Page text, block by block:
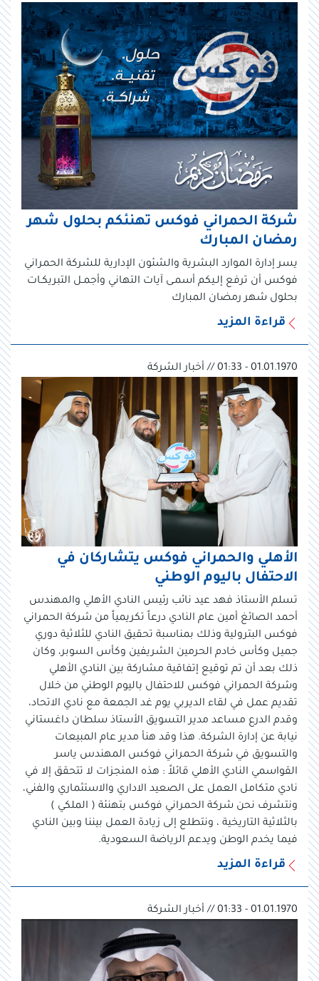
شركة الحمراني فوكس تهنئكم بحلول شهر
رمضان المبارك
يسر إدارة الموارد البشرية والشئون الإدارية للشركة الحمراني
فوكس أن ترفع إلـيكم أسمـى آيات التهاني وأجمـل التبريكـات
بحلول شهر رمضان المبارك
قراءة المزيد
01.01.1970 - 01:33 // أخبار الشركة
الأهلي والحمراني فوكس يتشاركان في
الاحتفال باليوم الوطني
تسلم الأستاذ فهد عيد نائب رئيس النادي الأهلي والمهندس
أحمد الصائغ أمين عام النادي درعاً تكريمياً من شركة الحمراني
فوكس البترولية وذلك بمناسبة تحقيق النادي للثلاثية دوري
جميل وكأس خادم الحرمين الشريفين وكأس السوبر، وكان
ذلك بعد أن تم توقيع إتفاقية مشاركة بين النادي الأهلي
وشركة الحمراني فوكس للاحتفال باليوم الوطني من خلال
تقديم عمل في لقاء الديربي يوم غد الجمعة مع نادي الاتحاد،
وقدم الدرع مساعد مدير التسويق الأستاذ سلطان داغستاني
نيابة عن إدارة الشركة. هذا وقد هنأ مدير عام المبيعات
والتسويق في شركة الحمراني فوكس المهندس ياسر
القواسمي النادي الأهلي قائلاً : هذه المنجزات لا تتحقق إلا في
نادي متكامل العمل على الصعيد الاداري والاستثماري والفني،
ونتشرف نحن شركة الحمراني فوكس بتهنئة ( الملكي )
بالثلاثية التاريخية ، ونتطلع إلى زيادة العمل بيننا وبين النادي
فيما يخدم الوطن ويدعم الرياضة السعودية.
قراءة المزيد
01.01.1970 - 01:33 // أخبار الشركة